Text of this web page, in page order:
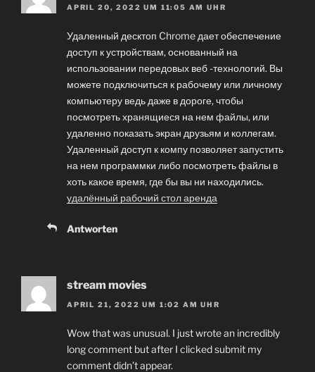
APRIL 20, 2022 UM 11:05 AM UHR
Удаленный десктоп Chrome дает обеспечение
доступ к устройствам, основанный на
использовании передовых веб -технологий. Вы
можете подключиться к рабочему или личному
компьютеру ведь даже в дороге, чтобы
посмотреть хранящиеся на нем файлы, или
удаленно показать экран друзьям и коллегам.
Удаленный доступ к компу позволяет запустить
на нем программки либо посмотреть файлы в
хоть какое время, где бы вы ни находились.
удалённый рабочий стол аренда
Antworten
stream movies
APRIL 21, 2022 UM 1:02 AM UHR
Wow that was unusual. I just wrote an incredibly
long comment but after I clicked submit my
comment didn’t appear.